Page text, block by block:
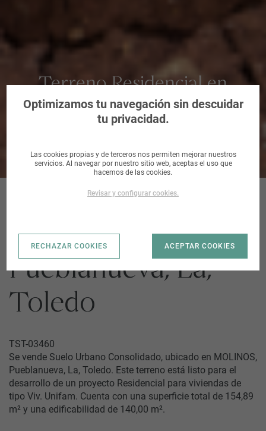
Terreno Residencial en
Pueblanueva, La, Toledo
MOLINOS |
Pueblanueva, La,
Toledo
TST-03460
Se vende Suelo Urbano Consolidado, ubicado en MOLINOS,
Pueblanueva, La, Toledo. Este terreno está listo para el
desarrollo de un proyecto Residencial para viviendas de
tipo Viv. Unifam. Cuenta con una superficie total de 154,89
m² y una edificabilidad de 140,00 m².
Optimizamos tu navegación sin descuidar
tu privacidad.
Las cookies propias y de terceros nos permiten mejorar nuestros
servicios. Al navegar por nuestro sitio web, aceptas el uso que
hacemos de las cookies.
Revisar y configurar cookies.
RECHAZAR COOKIES ACEPTAR COOKIES